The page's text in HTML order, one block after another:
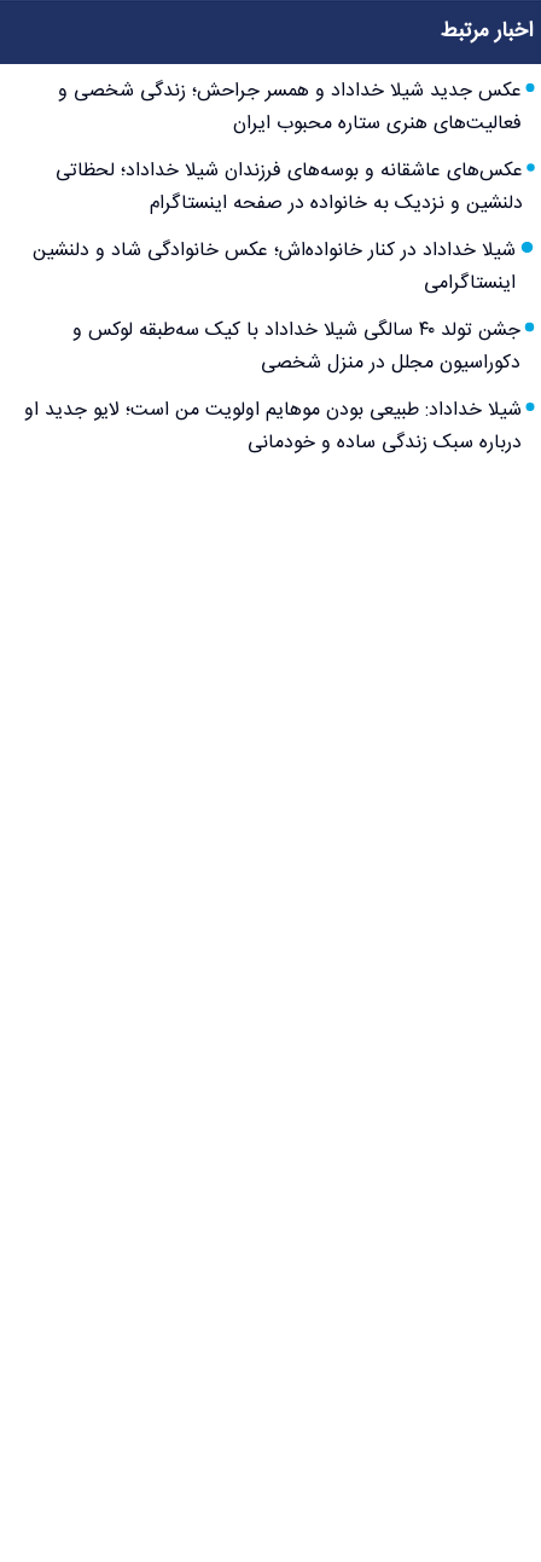
اخبار مرتبط
عکس جدید شیلا خداداد و همسر جراحش؛ زندگی شخصی و
فعالیت‌های هنری ستاره محبوب ایران
عکس‌های عاشقانه و بوسه‌های فرزندان شیلا خداداد؛ لحظاتی
دلنشین و نزدیک به خانواده در صفحه اینستاگرام
شیلا خداداد در کنار خانواده‌اش؛ عکس خانوادگی شاد و دلنشین
اینستاگرامی
جشن تولد ۴۰ سالگی شیلا خداداد با کیک سه‌طبقه لوکس و
دکوراسیون مجلل در منزل شخصی
شیلا خداداد: طبیعی بودن موهایم اولویت من است؛ لایو جدید او
درباره سبک زندگی ساده و خودمانی